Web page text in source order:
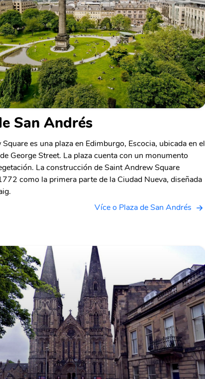
San Andrés
es una plaza en Edimburgo, Escocia, ubicada en el
George Street. La plaza cuenta con un monumento
La construcción de Saint Andrew Square
como la primera parte de la Ciudad Nueva, diseñada
Více o Plaza de San Andrés